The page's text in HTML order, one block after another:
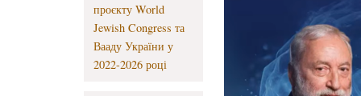
проєкту World
Jewish Congress та
Вааду України у
2022-2026 році